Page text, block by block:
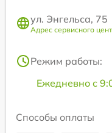
ул. Энгельса, 75
Адрес сервисного
Режим работы:
Ежедневно с
Способы оплаты